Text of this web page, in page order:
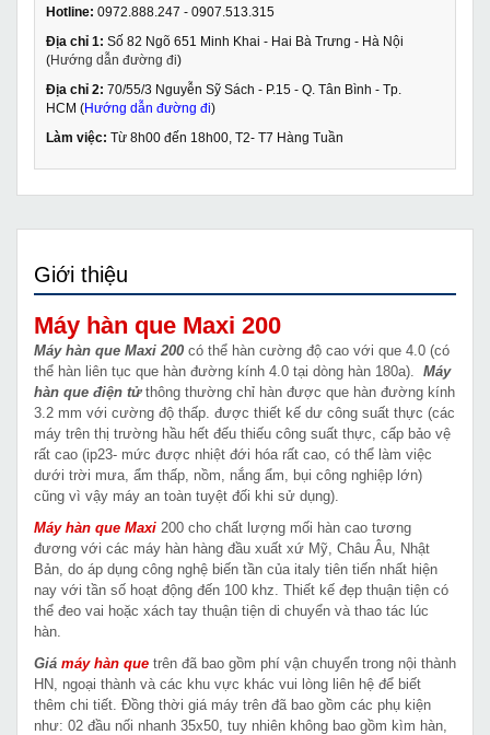
Hotline: 0972.888.247 - 0907.513.315
Địa chỉ 1: Số 82 Ngõ 651 Minh Khai - Hai Bà Trưng - Hà Nội
(Hướng dẫn đường đi)
Địa chỉ 2: 70/55/3 Nguyễn Sỹ Sách - P.15 - Q. Tân Bình - Tp.
HCM (Hướng dẫn đường đi)
Làm việc: Từ 8h00 đến 18h00, T2- T7 Hàng Tuần
Giới thiệu
Máy hàn que Maxi 200
Máy hàn que Maxi 200 có thể hàn cường độ cao với que 4.0 (có
thể hàn liên tục que hàn đường kính 4.0 tại dòng hàn 180a). Máy
hàn que điện tửthông thường chỉ hàn được que hàn đường kính
3.2 mm với cường độ thấp. được thiết kế dư công suất thực (các
máy trên thị trường hầu hết đếu thiếu công suất thực, cấp bảo vệ
rất cao (ip23- mức được nhiệt đới hóa rất cao, có thể làm việc
dưới trời mưa, ẩm thấp, nồm, nắng ẩm, bụi công nghiệp lớn)
cũng vì vậy máy an toàn tuyệt đối khi sử dụng).
Máy hàn que Maxi 200 cho chất lượng mối hàn cao tương
đương với các máy hàn hàng đầu xuất xứ Mỹ, Châu Âu, Nhật
Bản, do áp dụng công nghệ biến tần của italy tiên tiến nhất hiện
nay với tần số hoạt động đến 100 khz. Thiết kế đẹp thuận tiện có
thể đeo vai hoặc xách tay thuận tiện di chuyển và thao tác lúc
hàn.
Giá máy hàn que trên đã bao gồm phí vận chuyển trong nội thành
HN, ngoại thành và các khu vực khác vui lòng liên hệ để biết
thêm chi tiết. Đồng thời giá máy trên đã bao gồm các phụ kiện
như: 02 đầu nối nhanh 35x50, tuy nhiên không bao gồm kìm hàn,